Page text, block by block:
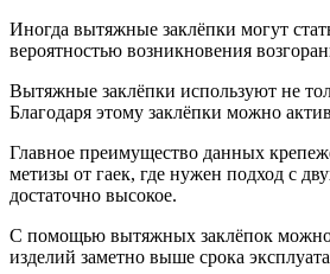
Иногда вытяжные заклёпки могут
вероятностью возникновения
Вытяжные заклёпки используют не
Благодаря этому заклёпки можно
Главное преимущество данных
метизы от гаек, где нужен подход с
достаточно высокое.
С помощью вытяжных заклёпок можно
изделий заметно выше срока